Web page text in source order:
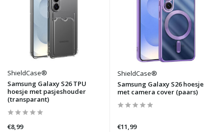
ShieldCase®
Samsung Galaxy S26 TPU
hoesje met pasjeshouder
(transparant)
€8,99
ShieldCase®
Samsung Galaxy S26 hoesje
met camera cover (paars)
€11,99